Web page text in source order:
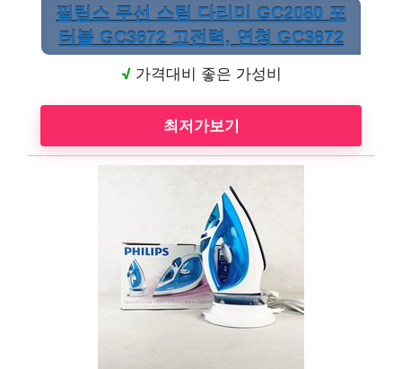
필립스 무선 스팀 다리미 GC2080 포
터블 GC3672 고전력, 연청 GC3672
√가격대비 좋은 가성비
최저가보기